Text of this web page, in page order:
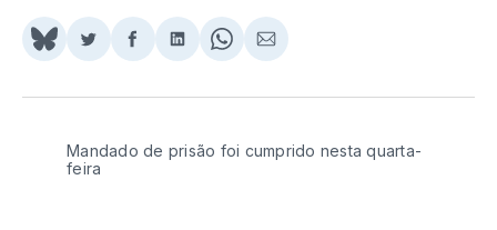
Share
BlueSky
Compartilhar
Twitter
Compartilhar
Facebook
Compartilhar
LinkedIn
Share
WhatsApp
Compartilhar
Email
Mandado de prisão foi cumprido nesta quarta-
feira